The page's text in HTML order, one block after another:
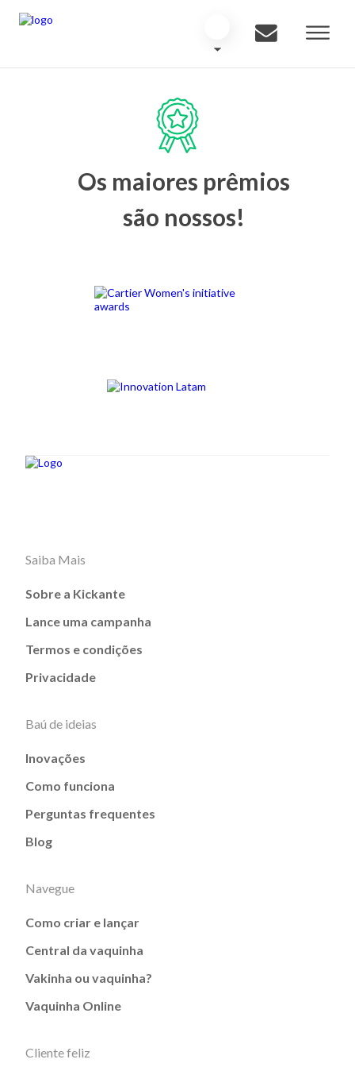
Os maiores prêmios
são nossos!
Saiba Mais
Sobre a Kickante
Lance uma campanha
Termos e condições
Privacidade
Baú de ideias
Inovações
Como funciona
Perguntas frequentes
Blog
Navegue
Como criar e lançar
Central da vaquinha
Vakinha ou vaquinha?
Vaquinha Online
Cliente feliz